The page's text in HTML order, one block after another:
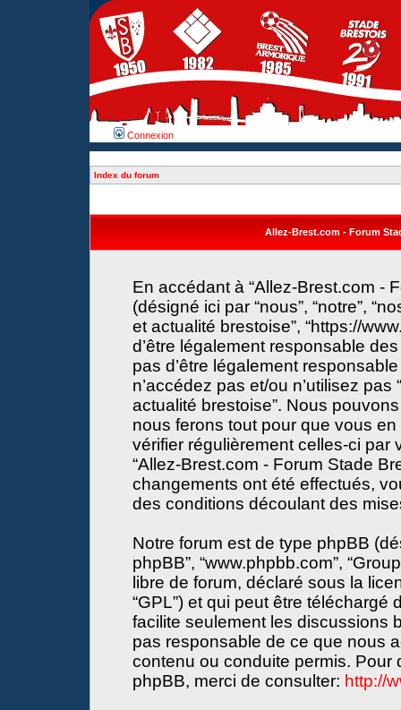
Connexion
Index du forum
Allez-Brest.com - Forum
En accédant à “Allez-Brest.com -
(désigné ici par “nous”, “notre”,
et actualité brestoise”, “https://
d’être légalement responsable
pas d’être légalement
n’accédez pas et/ou n’utilisez
actualité brestoise”. Nous
nous ferons tout pour que vous
vérifier régulièrement celles-ci par
“Allez-Brest.com - Forum Stade
changements ont été effectués,
des conditions découlant des
Notre forum est de type phpBB
phpBB”, “www.phpbb.com”,
libre de forum, déclaré sous la
“GPL”) et qui peut être téléchargé
facilite seulement les discussions
pas responsable de ce que nous
contenu ou conduite permis. Pour
phpBB, merci de consulter: http://